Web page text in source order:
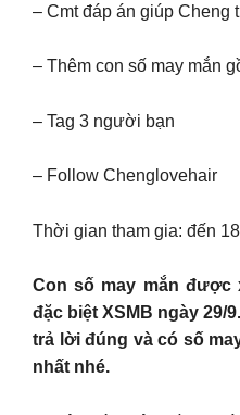
– Cmt đáp án giúp Cheng
– Thêm con số may mắn
– Tag 3 người bạn
– Follow Chenglovehair
Thời gian tham gia: đến
Con số may mắn được
đặc biệt XSMB ngày 29/
trả lời đúng và có số
nhất nhé.